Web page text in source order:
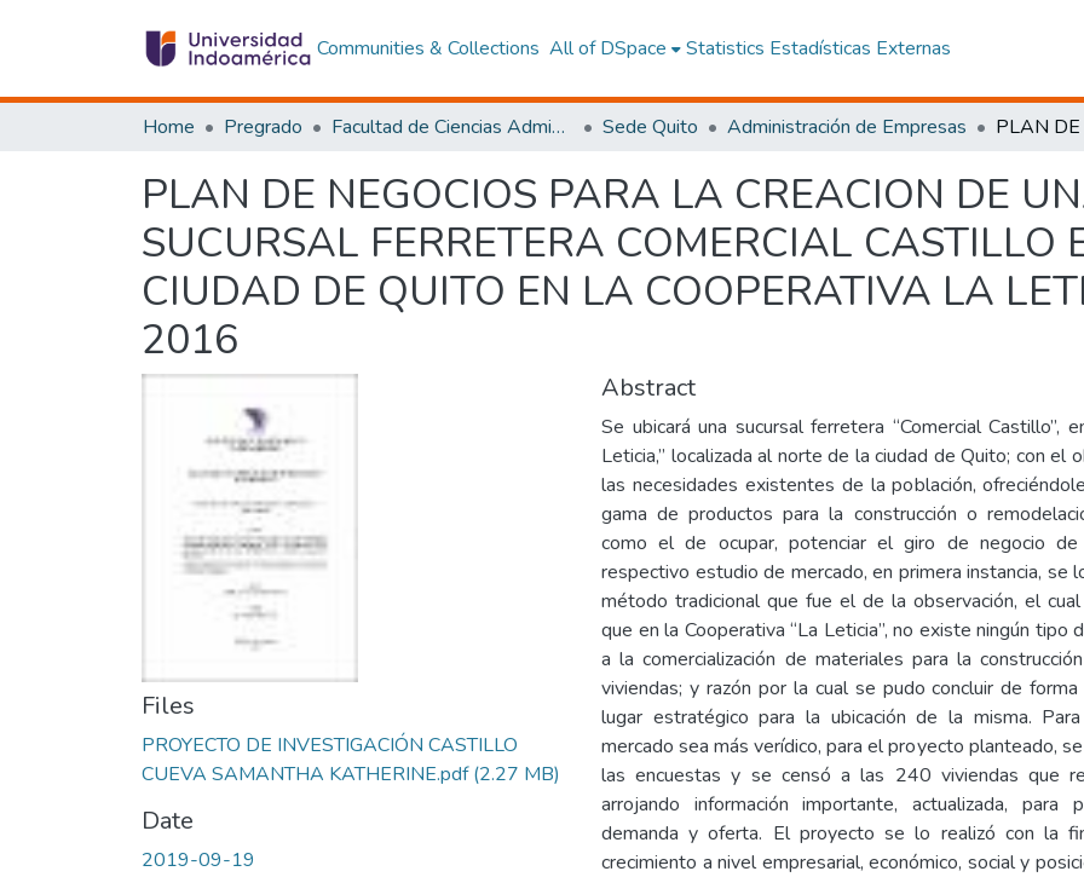
Communities & Collections All of DSpace Statistics Estadísticas Externas
Home Pregrado Facultad de Ciencias Administrativas y Económicas Sede Quito Administración de Empresas
PLAN DE NEGOCIOS PARA LA CREACION DE
SUCURSAL FERRETERA COMERCIAL CASTILLO
CIUDAD DE QUITO EN LA COOPERATIVA LA
2016
Files
PROYECTO DE INVESTIGACIÓN CASTILLO
CUEVA SAMANTHA KATHERINE.pdf(2.27 MB)
Date
2019-09-19
Abstract
Se ubicará una sucursal ferretera “Comercial Castillo”,
Leticia,” localizada al norte de la ciudad de Quito; con el
las necesidades existentes de la población,
gama de productos para la construcción o
como el de ocupar, potenciar el giro de negocio
respectivo estudio de mercado, en primera instancia, se
método tradicional que fue el de la observación, el
que en la Cooperativa “La Leticia”, no existe ningún tipo
a la comercialización de materiales para la
viviendas; y razón por la cual se pudo concluir de
lugar estratégico para la ubicación de la misma.
mercado sea más verídico, para el proyecto planteado,
las encuestas y se censó a las 240 viviendas que
arrojando información importante, actualizada, para
demanda y oferta. El proyecto se lo realizó con la
crecimiento a nivel empresarial, económico, social y